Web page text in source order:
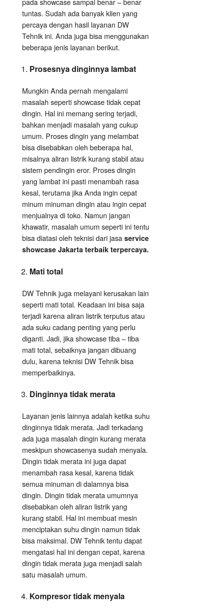
tuntas. Sudah ada banyak klien yang
percaya dengan hasil layanan DW
Tehnik ini. Anda juga bisa menggunakan
beberapa jenis layanan berikut.
Prosesnya dinginnya lambat
Mungkin Anda pernah mengalami
masalah seperti showcase tidak cepat
dingin. Hal ini memang sering terjadi,
bahkan menjadi masalah yang cukup
umum. Proses dingin yang melambat
bisa disebabkan oleh beberapa hal,
misalnya aliran listrik kurang stabil atau
sistem pendingin eror. Proses dingin
yang lambat ini pasti menambah rasa
kesal, terutama jika Anda ingin cepat
minum minuman dingin atau ingin cepat
menjualnya di toko. Namun jangan
khawatir, masalah umum seperti ini tentu
bisa diatasi oleh teknisi dari jasa service
showcase Jakarta terbaik terpercaya.
Mati total
DW Tehnik juga melayani kerusakan lain
seperti mati total. Keadaan ini bisa saja
terjadi karena aliran listrik terputus atau
ada suku cadang penting yang perlu
diganti. Jadi, jika showcase tiba – tiba
mati total, sebaiknya jangan dibuang
dulu, karena teknisi DW Tehnik bisa
memperbaikinya.
Dinginnya tidak merata
Layanan jenis lainnya adalah ketika suhu
dinginnya tidak merata. Jadi terkadang
ada juga masalah dingin kurang merata
meskipun showcasenya sudah menyala.
Dingin tidak merata ini juga dapat
menambah rasa kesal, karena tidak
semua minuman di dalamnya bisa
dingin. Dingin tidak merata umumnya
disebabkan oleh aliran listrik yang
kurang stabil. Hal ini membuat mesin
menciptakan suhu dingin namun tidak
bisa maksimal. DW Tehnik tentu dapat
mengatasi hal ini dengan cepat, karena
dingin tidak merata juga menjadi salah
satu masalah umum.
Kompresor tidak menyala